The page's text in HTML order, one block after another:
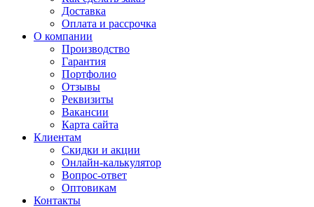
Доставка
Оплата и рассрочка
О компании
Производство
Гарантия
Портфолио
Отзывы
Реквизиты
Вакансии
Карта сайта
Клиентам
Скидки и акции
Онлайн-калькулятор
Вопрос-ответ
Оптовикам
Контакты